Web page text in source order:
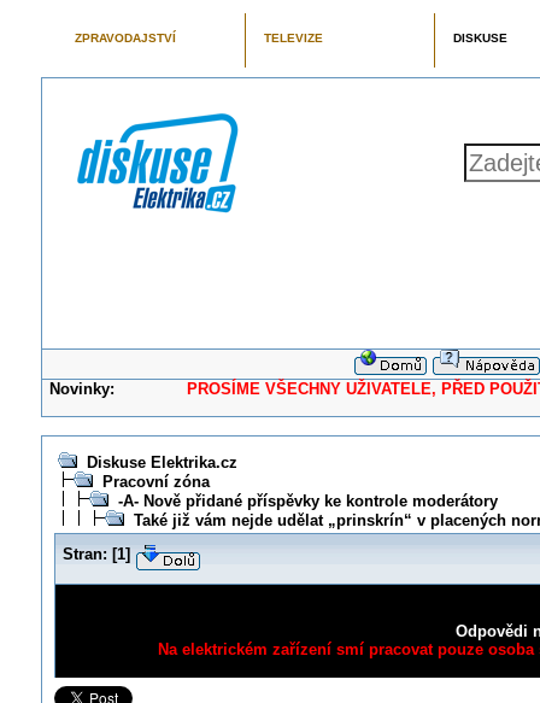
ZPRAVODAJSTVÍ TELEVIZE DISKUSE
Novinky: PROSÍME VŠECHNY UŽIVATELE, PŘED
Diskuse Elektrika.cz
Pracovní zóna
-A- Nově přidané příspěvky ke kontrole moderátory
Také již vám nejde udělat „prinskrín“ v placených
Stran: [1]
Odpovědi
Na elektrickém zařízení smí pracovat pouze